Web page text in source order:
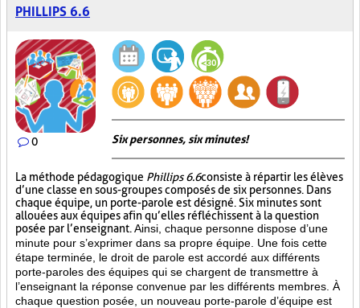
PHILLIPS 6.6
0 Six personnes, six minutes!
La méthode pédagogique Phillips 6.6consiste à répartir les élèves
d’une classe en sous-groupes composés de six personnes. Dans
chaque équipe, un porte-parole est désigné. Six minutes sont
allouées aux équipes afin qu’elles réfléchissent à la question
posée par l’enseignant. Ainsi, chaque personne dispose d’une
minute pour s’exprimer dans sa propre équipe. Une fois cette
étape terminée, le droit de parole est accordé aux différents
porte-paroles des équipes qui se chargent de transmettre à
l’enseignant la réponse convenue par les différents membres. À
chaque question posée, un nouveau porte-parole d’équipe est